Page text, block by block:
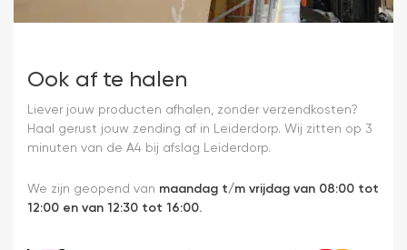
Ook af te halen
Liever jouw producten afhalen, zonder verzendkosten?
Haal gerust jouw zending af in Leiderdorp. Wij zitten op 3
minuten van de A4 bij afslag Leiderdorp.
We zijn geopend van maandag t/m vrijdag van 08:00 tot
12:00 en van 12:30 tot 16:00.